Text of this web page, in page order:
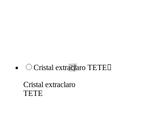
Cristal extraclaro TETE
Cristal extraclaro
TETE